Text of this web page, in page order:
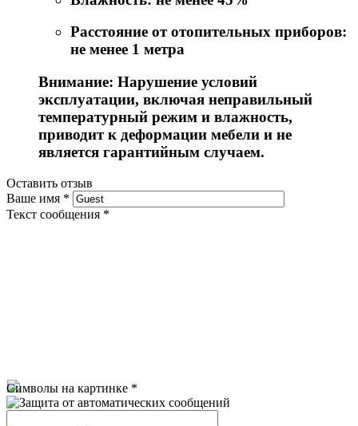
Расстояние от отопительных приборов:
не менее 1 метра
Внимание: Нарушение условий
эксплуатации, включая неправильный
температурный режим и влажность,
приводит к деформации мебели и не
является гарантийным случаем.
Оставить отзыв
Ваше имя *
Текст сообщения *
Символы на картинке *